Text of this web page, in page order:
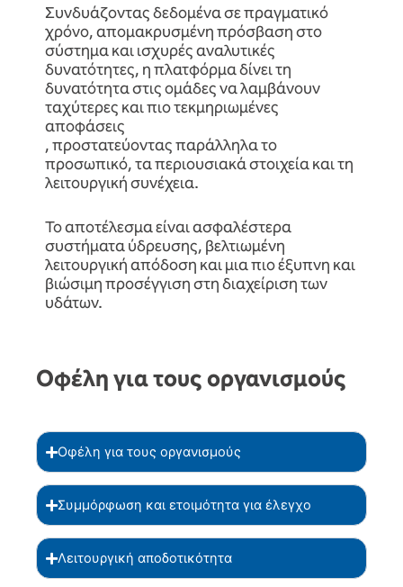
Συνδυάζοντας δεδομένα σε πραγματικό
χρόνο, απομακρυσμένη πρόσβαση στο
σύστημα και ισχυρές αναλυτικές
δυνατότητες, η πλατφόρμα δίνει τη
δυνατότητα στις ομάδες να λαμβάνουν
ταχύτερες και πιο τεκμηριωμένες
αποφάσεις
, προστατεύοντας παράλληλα το
προσωπικό, τα περιουσιακά στοιχεία και τη
λειτουργική συνέχεια.
Το αποτέλεσμα είναι ασφαλέστερα
συστήματα ύδρευσης, βελτιωμένη
λειτουργική απόδοση και μια πιο έξυπνη και
βιώσιμη προσέγγιση στη διαχείριση των
υδάτων.
Οφέλη για τους οργανισμούς
Οφέλη για τους οργανισμούς
Συμμόρφωση και ετοιμότητα για έλεγχο
Λειτουργική αποδοτικότητα